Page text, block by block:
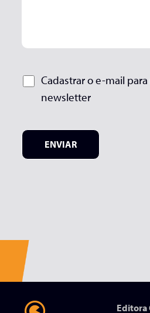
Cadastrar o e-mail
newsletter
ENVIAR
Editora